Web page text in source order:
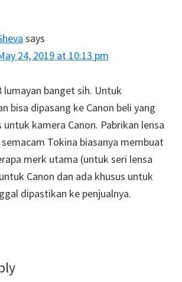
says
24, 2019 at 10:13 pm
banget sih. Untuk
bisa dipasang ke Canon beli yang
untuk kamera Canon. Pabrikan lensa
Tokina biasanya membuat
merk utama (untuk seri lensa
Canon dan ada khusus untuk
dipastikan ke penjualnya.